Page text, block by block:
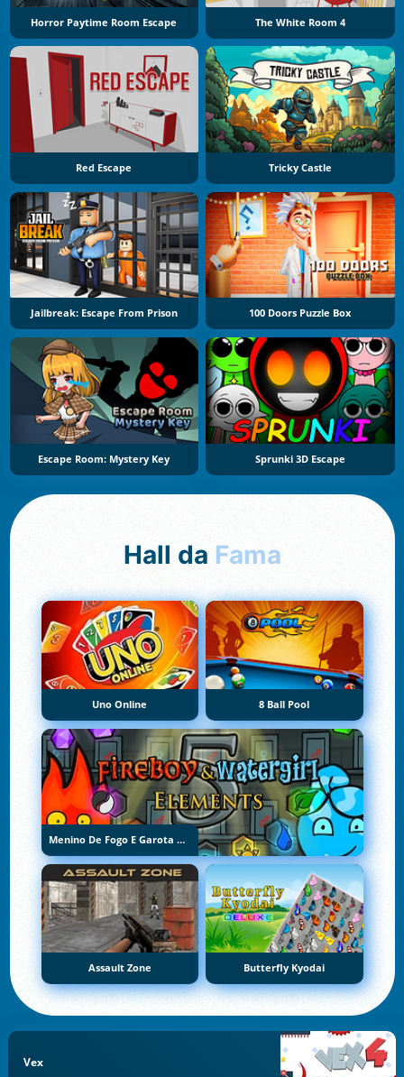
Horror Paytime Room Escape The White Room 4
Red Escape Tricky Castle
Jailbreak: Escape From Prison 100 Doors Puzzle Box
Escape Room: Mystery Key Sprunki 3D Escape
Hall da Fama
Uno Online 8 Ball Pool
Menino De Fogo E Garota De Água 5: Elementos
Assault Zone Butterfly Kyodai
Vex